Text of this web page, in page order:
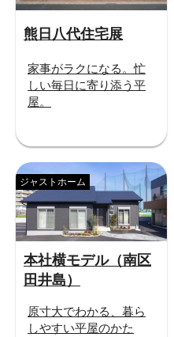
熊日八代住宅展
家事がラクになる。忙
しい毎日に寄り添う平
屋。
本社横モデル（南区
田井島）
ジャストホーム
原寸大でわかる、暮ら
しやすい平屋のかた